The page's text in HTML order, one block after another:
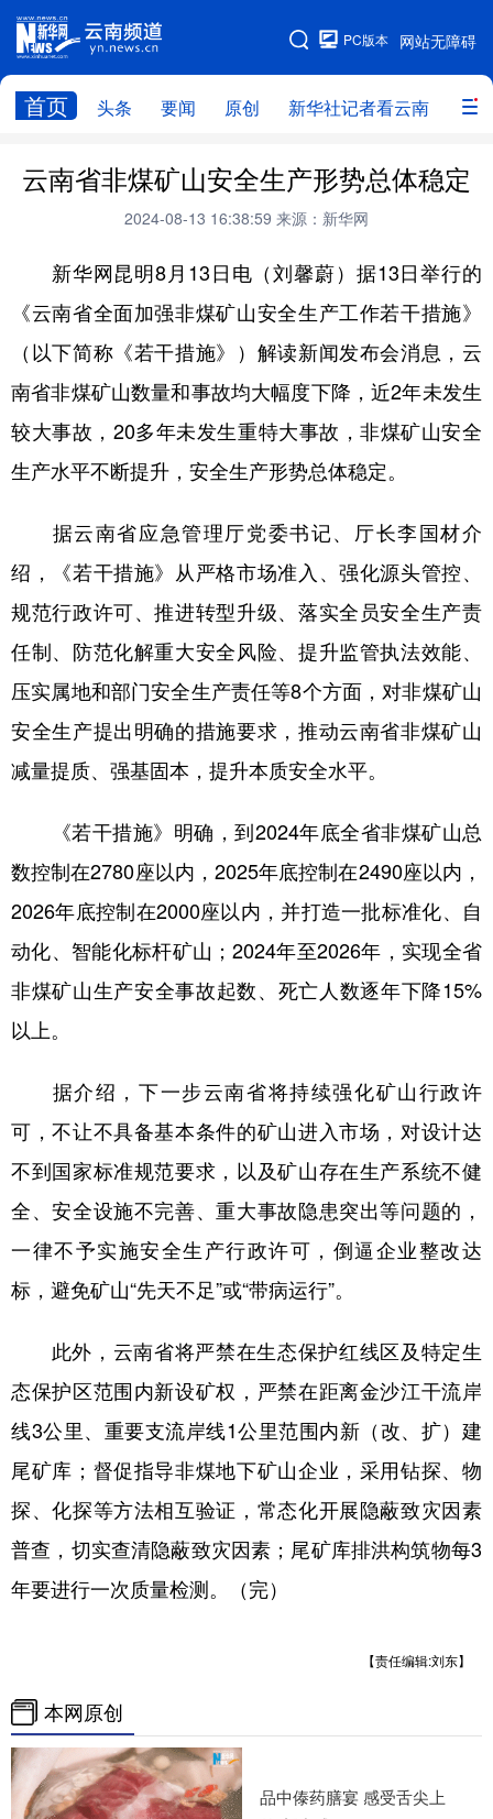
网站无障碍
PC版本
首页 头条 要闻 原创 新华社记者看云南 政务
网站地图
头条 云南要闻 本网原创
新华社记者看云南 政务
廉政 云南省领导报道集 旅游
教育
州市
社会
图片
经济 服务 云南故事
云南青年说 趣看文物
云南省非煤矿山安全生产形势总体稳定
2024-08-13 16:38:59 来源：新华网
新华网昆明8月13日电（刘馨蔚）据13日举行的
《云南省全面加强非煤矿山安全生产工作若干措施》
（以下简称《若干措施》）解读新闻发布会消息，云
南省非煤矿山数量和事故均大幅度下降，近2年未发生
较大事故，20多年未发生重特大事故，非煤矿山安全
生产水平不断提升，安全生产形势总体稳定。
据云南省应急管理厅党委书记、厅长李国材介
绍，《若干措施》从严格市场准入、强化源头管控、
规范行政许可、推进转型升级、落实全员安全生产责
任制、防范化解重大安全风险、提升监管执法效能、
压实属地和部门安全生产责任等8个方面，对非煤矿山
安全生产提出明确的措施要求，推动云南省非煤矿山
减量提质、强基固本，提升本质安全水平。
《若干措施》明确，到2024年底全省非煤矿山总
数控制在2780座以内，2025年底控制在2490座以内，
2026年底控制在2000座以内，并打造一批标准化、自
动化、智能化标杆矿山；2024年至2026年，实现全省
非煤矿山生产安全事故起数、死亡人数逐年下降15%
以上。
据介绍，下一步云南省将持续强化矿山行政许
可，不让不具备基本条件的矿山进入市场，对设计达
不到国家标准规范要求，以及矿山存在生产系统不健
全、安全设施不完善、重大事故隐患突出等问题的，
一律不予实施安全生产行政许可，倒逼企业整改达
标，避免矿山“先天不足”或“带病运行”。
此外，云南省将严禁在生态保护红线区及特定生
态保护区范围内新设矿权，严禁在距离金沙江干流岸
线3公里、重要支流岸线1公里范围内新（改、扩）建
尾矿库；督促指导非煤地下矿山企业，采用钻探、物
探、化探等方法相互验证，常态化开展隐蔽致灾因素
普查，切实查清隐蔽致灾因素；尾矿库排洪构筑物每3
年要进行一次质量检测。（完）
【责任编辑:刘东】
本网原创
品中傣药膳宴 感受舌尖上